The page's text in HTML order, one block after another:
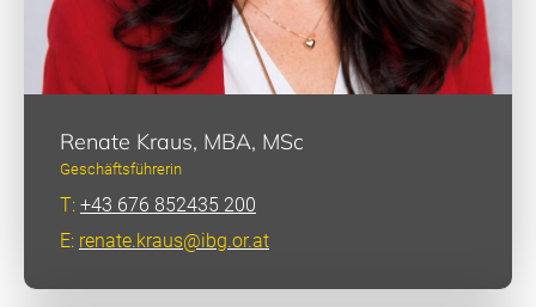
Renate Kraus, MBA, MSc
Geschäftsführerin
T: +43 676 852435 200
E: renate.kraus@ibg.or.at